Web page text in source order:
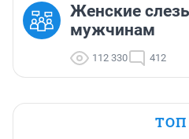
Женские
мужчинам
112 330 412
ТОП